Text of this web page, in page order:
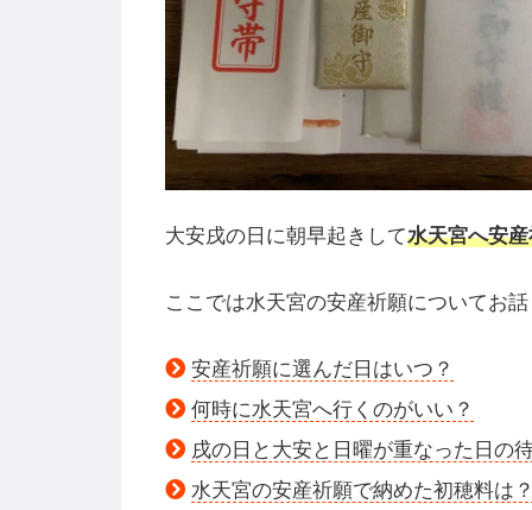
大安戌の日に朝早起きして水天宮へ安
ここでは水天宮の安産祈願についてお
安産祈願に選んだ日はいつ？
何時に水天宮へ行くのがいい？
戌の日と大安と日曜が重なった日の
水天宮の安産祈願で納めた初穂料は